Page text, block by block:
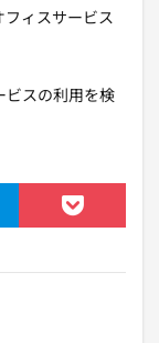
フィスサービス
ビスの利用を検